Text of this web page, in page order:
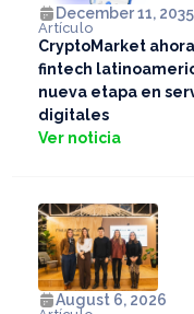
December 11, 2035
Artículo
CryptoMarket
fintech
nueva etapa en
digitales
Ver noticia
August 6, 2026